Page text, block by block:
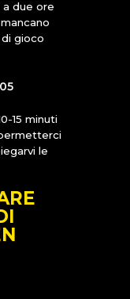
due ore
di gioco
15 minuti
le